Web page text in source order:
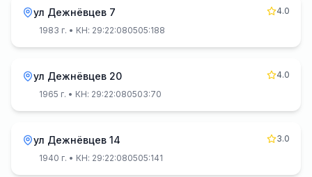
ул Дежнёвцев 7
4.0
1983 г. • КН: 29:22:080505:188
ул Дежнёвцев 20
4.0
1965 г. • КН: 29:22:080503:70
ул Дежнёвцев 14
3.0
1940 г. • КН: 29:22:080505:141